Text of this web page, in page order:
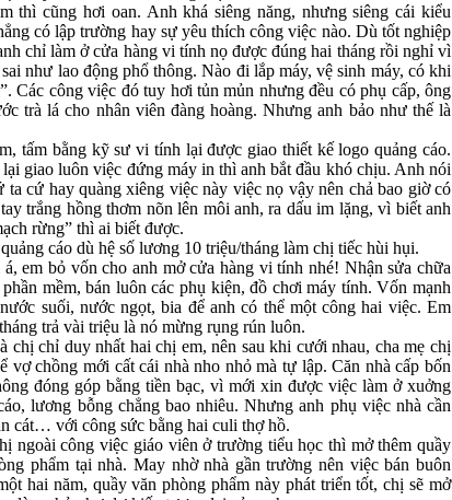
thì cũng hơi oan. Anh khá siêng năng, nhưng siêng cái kiểu
có lập trường hay sự yêu thích công việc nào. Dù tốt nghiệp
chỉ làm ở cửa hàng vi tính nọ được đúng hai tháng rồi nghỉ vì
như lao động phổ thông. Nào đi lắp máy, vệ sinh máy, có khi
Các công việc đó tuy hơi tủn mủn nhưng đều có phụ cấp, ông
trà lá cho nhân viên đàng hoàng. Nhưng anh bảo như thế là
tấm bằng kỹ sư vi tính lại được giao thiết kế logo quảng cáo.
giao luôn việc đứng máy in thì anh bắt đầu khó chịu. Anh nói
cứ hay quàng xiêng việc này việc nọ vậy nên chả bao giờ có
trắng hồng thơm nõn lên môi anh, ra dấu im lặng, vì biết anh
rừng” thì ai biết được.
cáo dù hệ số lương 10 triệu/tháng làm chị tiếc hùi hụi.
em bỏ vốn cho anh mở cửa hàng vi tính nhé! Nhận sửa chữa
mềm, bán luôn các phụ kiện, đồ chơi máy tính. Vốn mạnh
suối, nước ngọt, bia để anh có thể một công hai việc. Em
trả vài triệu là nó mừng rụng rún luôn.
chị chỉ duy nhất hai chị em, nên sau khi cưới nhau, cha mẹ chị
vợ chồng mới cất cái nhà nho nhỏ mà tự lập. Căn nhà cấp bốn
đóng góp bằng tiền bạc, vì mới xin được việc làm ở xuởng
lương bỗng chẳng bao nhiêu. Nhưng anh phụ việc nhà cần
cát… với công sức bằng hai culi thợ hồ.
ngoài công việc giáo viên ở trường tiểu học thì mở thêm quầy
phẩm tại nhà. May nhờ nhà gần trường nên việc bán buôn
hai năm, quầy văn phòng phẩm này phát triển tốt, chị sẽ mở